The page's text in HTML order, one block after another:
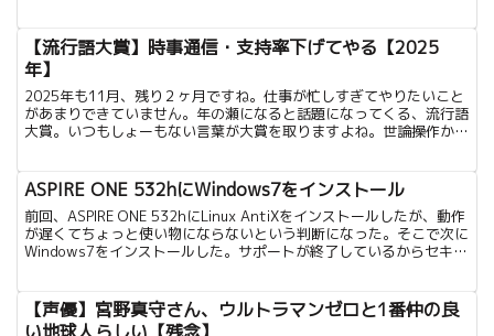
【流行語大賞】時事通信・支持率下げてやる【2025
年】
2025年も11月、残り２ヶ月ですね。仕事が忙しすぎてやりたいこと
があまりできていません。年の瀬になると話題になってくる、流行語
大賞。いつもしょーもない言葉が大賞を取りますよね。世論操作かと
ASPIRE ONE 532hにWindows7をインストール
前回、ASPIRE ONE 532hにLinux AntiXをインストールしたが、動作
が遅くてちょっと使い物にならないという判断になった。そこで次に
Windows7をインストールした。サポートが終了しているからセキュ
【声優】宮野真守さん、ウルトラマンゼロと1番仲の良